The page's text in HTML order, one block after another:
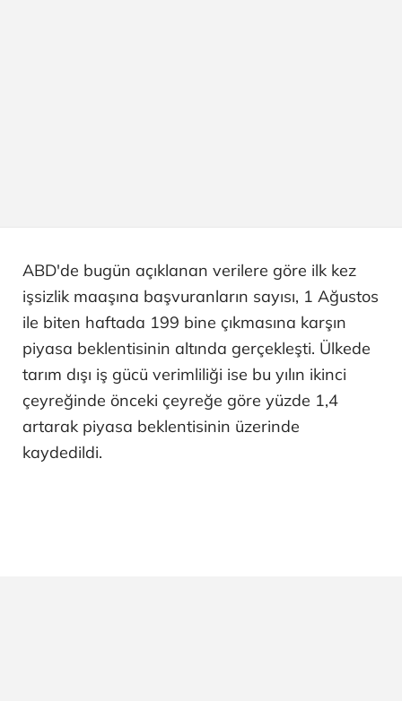
ABD'de bugün açıklanan verilere göre ilk kez
işsizlik maaşına başvuranların sayısı, 1 Ağustos
ile biten haftada 199 bine çıkmasına karşın
piyasa beklentisinin altında gerçekleşti. Ülkede
tarım dışı iş gücü verimliliği ise bu yılın ikinci
çeyreğinde önceki çeyreğe göre yüzde 1,4
artarak piyasa beklentisinin üzerinde
kaydedildi.